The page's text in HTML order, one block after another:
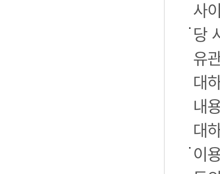
사
당
유
대
내
대
이